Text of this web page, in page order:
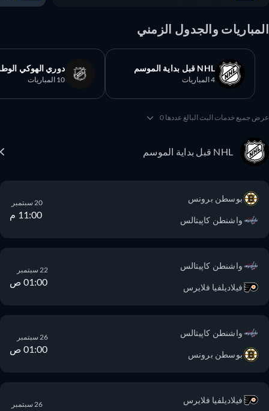
والجدول الزمني
NHL قبل بداية الموسم
4 المباريات
دوري الهوكي الوطني
جميع خدمات البث البالغ عددها 0
NHL قبل بداية الموسم
بوسطن برونس
واشنطن كاپيتالس 11:00 م
واشنطن كاپيتالس
فيلاديلفيا فلايرس 01:00 ص
واشنطن كاپيتالس
بوسطن برونس 01:00 ص
فيلاديلفيا فلايرس